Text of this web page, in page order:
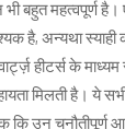
बहुत महत्वपूर्ण
है, अन्यथा स्याही
हीटर्स के
मिलती है। ये
उन चुनौतीपूर्ण